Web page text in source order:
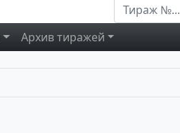
Архивтиражей